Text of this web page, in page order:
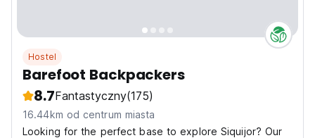
Hostel
Barefoot Backpackers
8.7Fantastyczny(175)
16.44km od centrum miasta
Looking for the perfect base to explore Siquijor? Our